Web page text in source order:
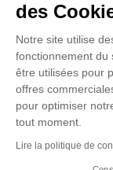
Magasin d'Orléans
COMPTOIR
work
Comptoir des
des
Notre site utilise
fonctionnement du
être utilisées pour
offres
pour optimiser
tout moment.
Lire la politique de